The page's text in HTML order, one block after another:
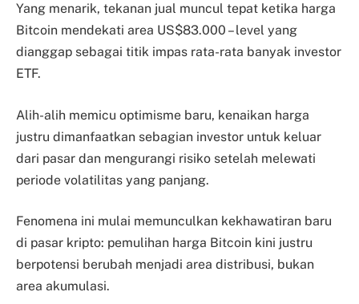
Yang menarik, tekanan jual muncul tepat ketika harga
Bitcoin mendekati area US$83.000 – level yang
dianggap sebagai titik impas rata-rata banyak investor
ETF.
Alih-alih memicu optimisme baru, kenaikan harga
justru dimanfaatkan sebagian investor untuk keluar
dari pasar dan mengurangi risiko setelah melewati
periode volatilitas yang panjang.
Fenomena ini mulai memunculkan kekhawatiran baru
di pasar kripto: pemulihan harga Bitcoin kini justru
berpotensi berubah menjadi area distribusi, bukan
area akumulasi.